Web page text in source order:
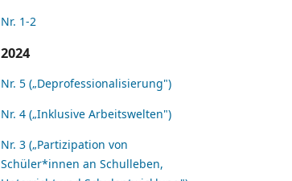
Nr. 1-2
2024
Nr. 5 („Deprofessionalisierung")
Nr. 4 („Inklusive Arbeitswelten")
Nr. 3 („Partizipation von
Schüler*innen an Schulleben,